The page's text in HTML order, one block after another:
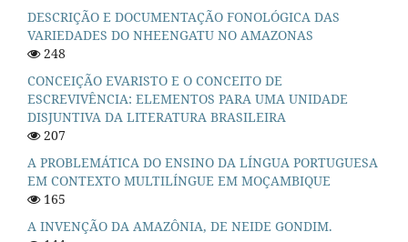
DESCRIÇÃO E DOCUMENTAÇÃO FONOLÓGICA DAS
VARIEDADES DO NHEENGATU NO AMAZONAS
248
CONCEIÇÃO EVARISTO E O CONCEITO DE
ESCREVIVÊNCIA: ELEMENTOS PARA UMA UNIDADE
DISJUNTIVA DA LITERATURA BRASILEIRA
207
A PROBLEMÁTICA DO ENSINO DA LÍNGUA PORTUGUESA
EM CONTEXTO MULTILÍNGUE EM MOÇAMBIQUE
165
A INVENÇÃO DA AMAZÔNIA, DE NEIDE GONDIM.